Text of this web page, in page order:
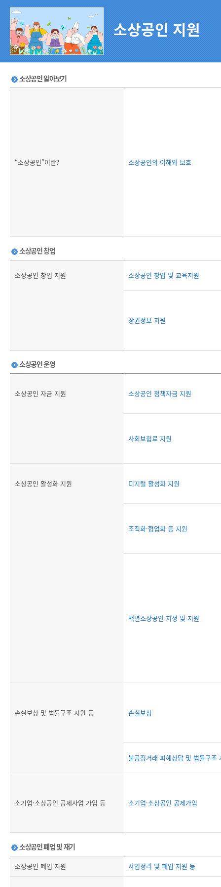
소상공인 지원
소상공인 알아보기
“소상공인”이란? 소상공인의 이해와 보호
소상공인 창업
소상공인 창업 지원 소상공인 창업 및 교육지원
상권정보 지원
소상공인 운영
소상공인 자금 지원 소상공인 정책자금 지원
사회보험료 지원
소상공인 활성화 지원 디지털 활성화 지원
조직화·협업화 등 지원
백년소상공인 지정 및 지원
손실보상 및 법률구조 지원 등 손실보상
불공정거래 피해상담 및 법률구조
소기업·소상공인 공제사업 가입 등 소기업·소상공인 공제가입
소상공인 폐업 및 재기
소상공인 폐업 지원 사업정리 및 폐업 지원 등